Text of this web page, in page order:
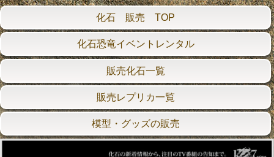
化石 販売 TOP
化石恐竜イベントレンタル
販売化石一覧
販売レプリカ一覧
模型・グッズの販売